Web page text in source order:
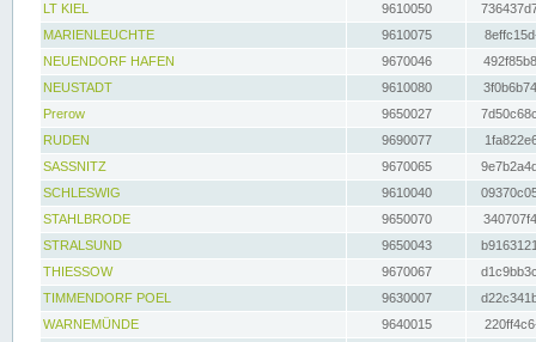
LT KIEL
9610050
MARIENLEUCHTE
9610075
NEUENDORF HAFEN
9670046
NEUSTADT
9610080
Prerow
9650027
RUDEN
9690077
SASSNITZ
9670065
SCHLESWIG
9610040
STAHLBRODE
9650070
STRALSUND
9650043
THIESSOW
9670067
TIMMENDORF POEL
9630007
WARNEMÜNDE
9640015